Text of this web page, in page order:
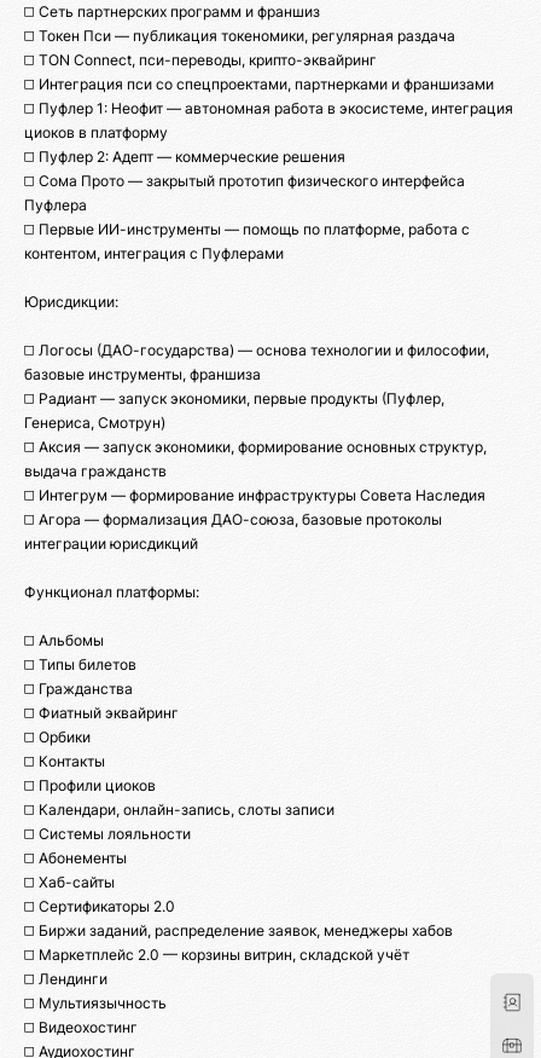
◻️ Сеть партнерских программ и франшиз
◻️ Токен Пси — публикация токеномики, регулярная раздача
◻️ TON Connect, пси-переводы, крипто-эквайринг
◻️ Интеграция пси со спецпроектами, партнерками и франшизами
◻️ Пуфлер 1: Неофит — автономная работа в экосистеме, интеграция
циоков в платформу
◻️ Пуфлер 2: Адепт — коммерческие решения
◻️ Сома Прото — закрытый прототип физического интерфейса
Пуфлера
◻️ Первые ИИ-инструменты — помощь по платформе, работа с
контентом, интеграция с Пуфлерами
Юрисдикции:
◻️ Логосы (ДАО-государства) — основа технологии и философии,
базовые инструменты, франшиза
◻️ Радиант — запуск экономики, первые продукты (Пуфлер,
Генериса, Смотрун)
◻️ Аксия — запуск экономики, формирование основных структур,
выдача гражданств
◻️ Интегрум — формирование инфраструктуры Совета Наследия
◻️ Агора — формализация ДАО-союза, базовые протоколы
интеграции юрисдикций
Функционал платформы:
◻️ Альбомы
◻️ Типы билетов
◻️ Гражданства
◻️ Фиатный эквайринг
◻️ Орбики
◻️ Контакты
◻️ Профили циоков
◻️ Календари, онлайн-запись, слоты записи
◻️ Системы лояльности
◻️ Абонементы
◻️ Хаб-сайты
◻️ Сертификаторы 2.0
◻️ Биржи заданий, распределение заявок, менеджеры хабов
◻️ Маркетплейс 2.0 — корзины витрин, складской учёт
◻️ Лендинги
◻️ Мультиязычность
◻️ Видеохостинг
◻️ Аудиохостинг